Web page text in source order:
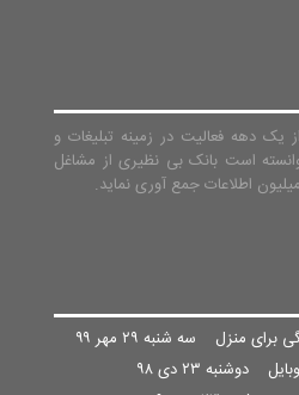
یک دهه فعالیت در زمینه تبلیغات و
است بانک بی نظیری از مشاغل
برای منزل سه شنبه ۲۹ مهر ۹۹
دوشنبه ۲۳ دی ۹۸